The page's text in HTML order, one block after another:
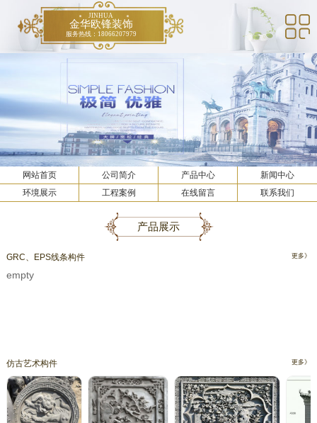
JINHUA
金华欧锋装饰
服务热线：18066207979
网站首页 公司简介 产品中心
新闻中心
环境展示
工程案例 在线留言 联系我们
产品展示
GRC、EPS线条构件 更多》
empty
仿古艺术构件 更多》